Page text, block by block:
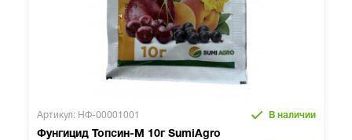
Артикул: НФ-00001001 В наличии
Фунгицид Топсин-М 10г SumiAgro